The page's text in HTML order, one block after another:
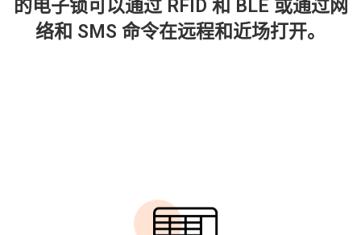
的电子锁可以通过 RFID 和 BLE 或通过网
络和 SMS 命令在远程和近场打开。